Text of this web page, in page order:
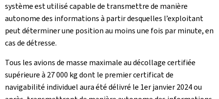
système est utilisé capable de transmettre de manière
autonome des informations à partir desquelles l’exploitant
peut déterminer une position au moins une fois par minute, en
cas de détresse.
Tous les avions de masse maximale au décollage certifiée
supérieure à 27 000 kg dont le premier certificat de
navigabilité individuel aura été délivré le 1er janvier 2024 ou